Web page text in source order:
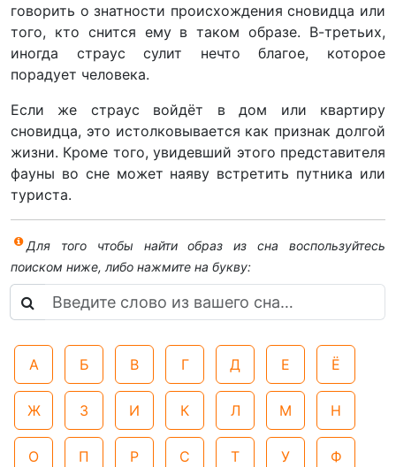
говорить о знатности происхождения сновидца или
того, кто снится ему в таком образе. В-третьих,
иногда страус сулит нечто благое, которое
порадует человека.
Если же страус войдёт в дом или квартиру
сновидца, это истолковывается как признак долгой
жизни. Кроме того, увидевший этого представителя
фауны во сне может наяву встретить путника или
туриста.
Для того чтобы найти образ из сна воспользуйтесь
поиском ниже, либо нажмите на букву:
А Б В Г Д Е Ё
Ж З И К Л М Н
О П Р С Т У Ф